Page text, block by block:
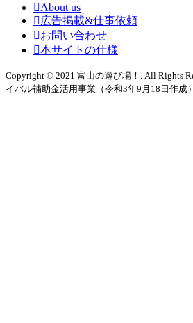
About us
広告掲載&仕事依頼
お問い合わせ
本サイトの仕様
Copyright © 2021 富山の遊び場！. All Rights
イバル補助金活用事業（令和3年9月18日作成）